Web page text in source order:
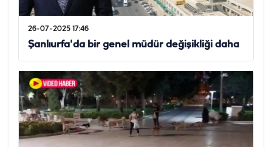
26-07-2025 17:46
Şanlıurfa'da bir genel müdür değişikliği daha